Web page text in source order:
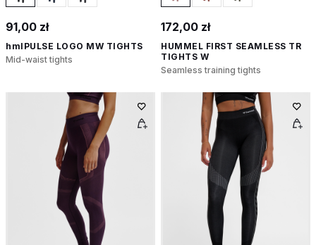
91,00 zł
hmlPULSE LOGO MW TIGHTS
Mid-waist tights
172,00 zł
HUMMEL FIRST SEAMLESS TR
TIGHTS W
Seamless training tights